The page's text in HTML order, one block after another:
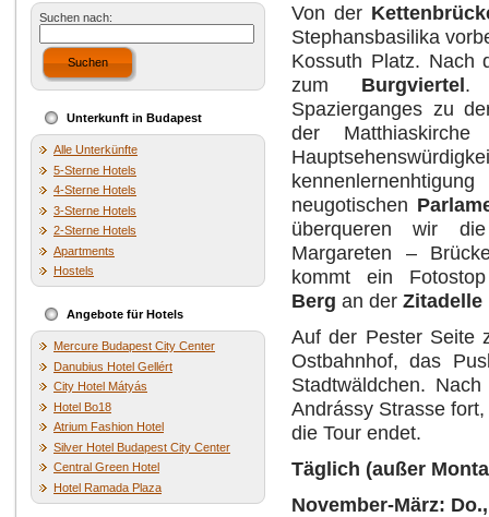
Suchen nach:
Suchen
Unterkunft in Budapest
Alle Unterkünfte
5-Sterne Hotels
4-Sterne Hotels
3-Sterne Hotels
2-Sterne Hotels
Apartments
Hostels
Angebote für Hotels
Mercure Budapest City Center
Danubius Hotel Gellért
City Hotel Mátyás
Hotel Bo18
Atrium Fashion Hotel
Silver Hotel Budapest City Center
Central Green Hotel
Hotel Ramada Plaza
Von der
Stephansbasilika
Kossuth Platz. Nach
zum Burgviertel.
Spazierganges zu
der
neugotischen
überqueren wir
Margareten –
kommt ein
Berg an der Zitadelle
Auf der Pester Seite
Ostbahnhof, das
Stadtwäldchen.
Andrássy Strasse
die Tour endet.
Täglich (außer
November-März: